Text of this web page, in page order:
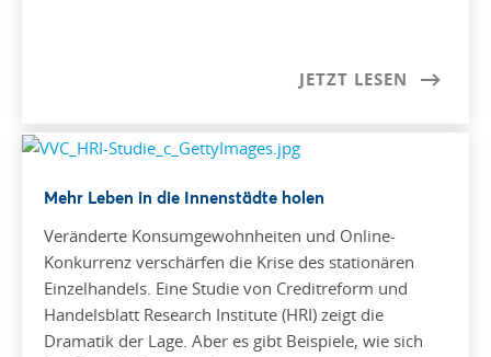
JETZT LESEN
Mehr Leben in die Innenstädte holen
Veränderte Konsumgewohnheiten und Online-
Konkurrenz verschärfen die Krise des stationären
Einzelhandels. Eine Studie von Creditreform und
Handelsblatt Research Institute (HRI) zeigt die
Dramatik der Lage. Aber es gibt Beispiele, wie sich